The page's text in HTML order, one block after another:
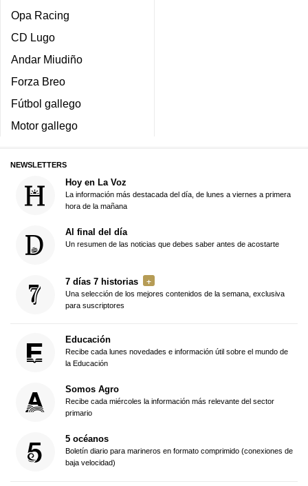
Opa Racing
CD Lugo
Andar Miudiño
Forza Breo
Fútbol gallego
Motor gallego
NEWSLETTERS
Hoy en La Voz
La información más destacada del día, de lunes a viernes a primera
hora de la mañana
Al final del día
Un resumen de las noticias que debes saber antes de acostarte
7 días 7 historias
Una selección de los mejores contenidos de la semana, exclusiva
para suscriptores
Educación
Recibe cada lunes novedades e información útil sobre el mundo de
la Educación
Somos Agro
Recibe cada miércoles la información más relevante del sector
primario
5 océanos
Boletín diario para marineros en formato comprimido (conexiones de
baja velocidad)